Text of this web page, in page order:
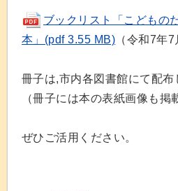
ブックリスト「こどもの
本」(pdf 3.55 MB) （令和7年7
冊子は,市内各図書館にて配布
（冊子には本の表紙画像も掲
ぜひご活用ください。